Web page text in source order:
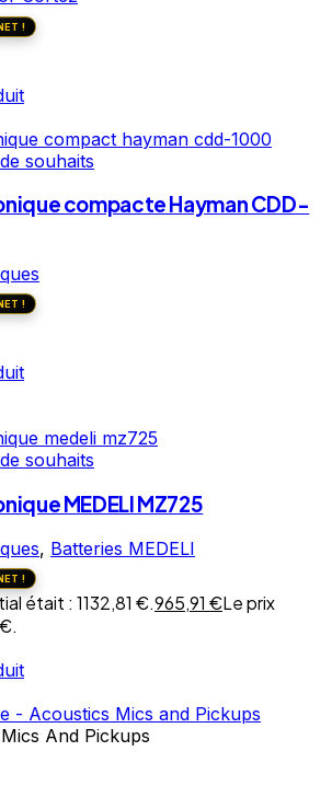
!
souhaits
compacte Hayman CDD-
!
souhaits
MEDELI MZ725
, Batteries MEDELI
!
était : 1132,81 €.965,91 €Le prix